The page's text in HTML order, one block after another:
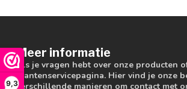
9,3
Meer informatie
Als je vragen hebt over onze producten
klantenservicepagina. Hier vind je onze
verschillende manieren om contact met